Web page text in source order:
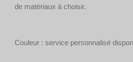
de matériaux à choisir.
Couleur : service personnalisé